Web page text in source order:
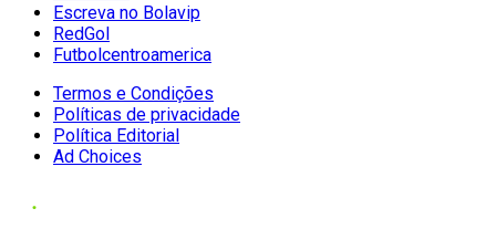
Escreva no Bolavip
RedGol
Futbolcentroamerica
Termos e Condições
Políticas de privacidade
Política Editorial
Ad Choices